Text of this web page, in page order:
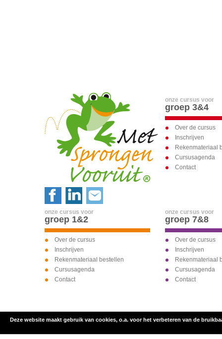
onze cursus voor
groep 3&4
Over de cursus
Inschrijven
Rekenmateriaal
Cursusagenda
Contact
onze cursus voor
groep 1&2
Over de cursus
Inschrijven
Rekenmateriaal bestellen
Cursusagenda
Contact
onze cursus voor
groep 7&8
Over de cursus
Inschrijven
Rekenmateriaal
Cursusagenda
Contact
inschrijven voor
Deze website maakt gebruik van cookies, o.a. voor het verbeteren van de